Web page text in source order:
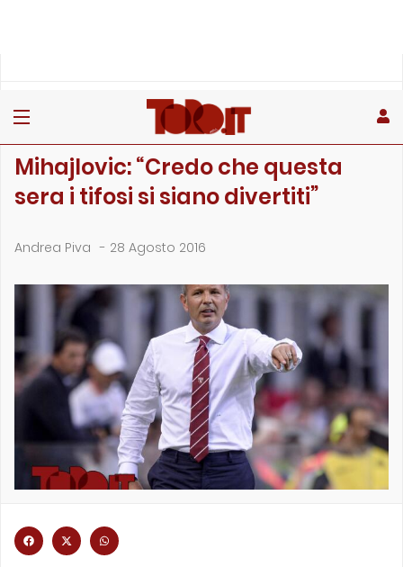
Mihajlovic: “Credo che questa
sera i tifosi si siano divertiti”
Andrea Piva - 28 Agosto 2016